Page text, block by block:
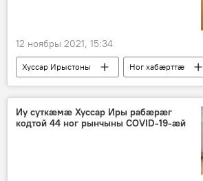
12 ноябры 2021, 15:34
Хуссар Ирыстоны
Ног хабӕрттӕ
Уӕрӕсейы
Иу суткӕмӕ Хуссар Иры рабӕрӕг
кодтой 44 ног рынчыны COVID-19-ӕй